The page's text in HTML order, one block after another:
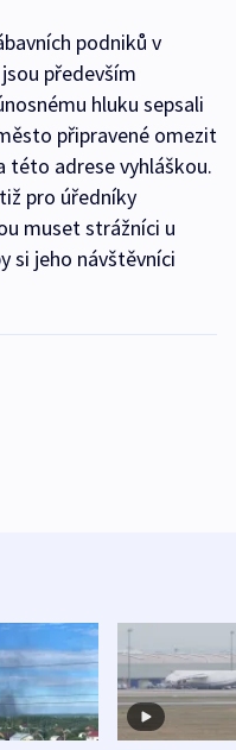
podniků v
především
hluku sepsali
připravené omezit
této adrese vyhláškou.
pro úředníky
muset strážníci u
si jeho návštěvníci